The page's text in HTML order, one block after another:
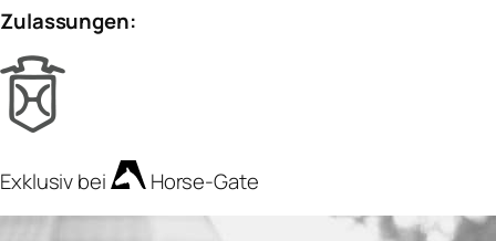
Zulassungen:
Exklusiv bei Horse-Gate